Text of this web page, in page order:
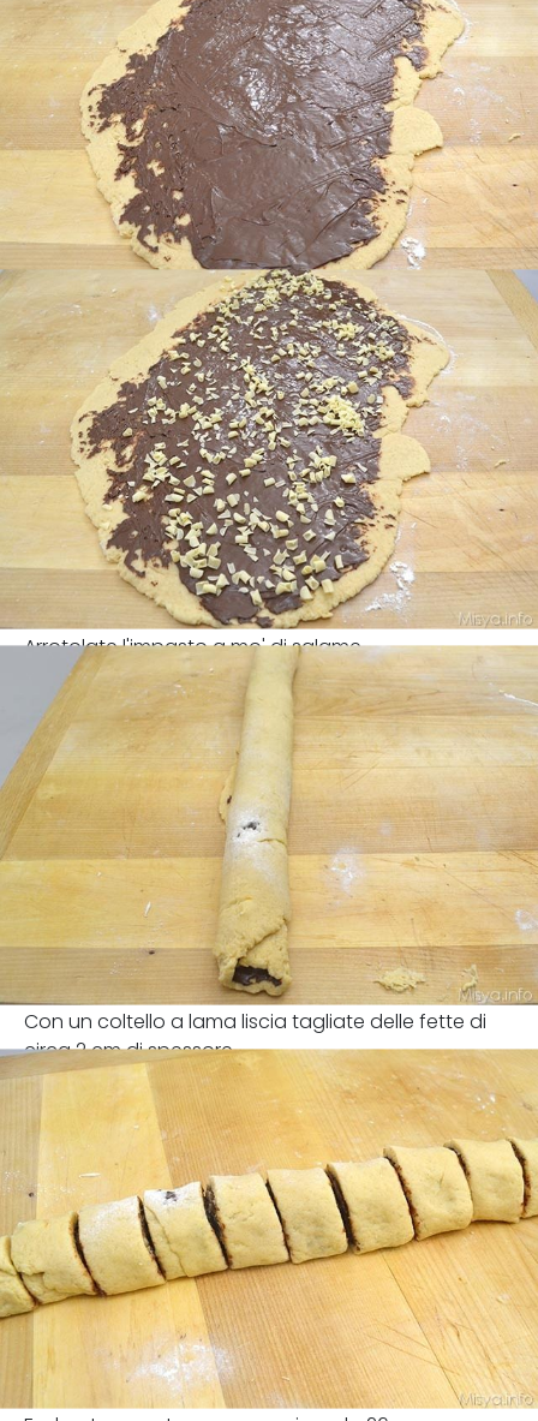
Arrotolate l'impasto a mo' di salame.
Con un coltello a lama liscia tagliate delle fette di
circa 2 cm di spessore.